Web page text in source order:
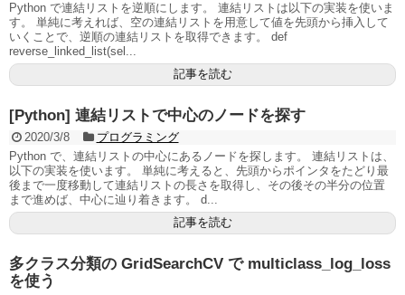
Python で連結リストを逆順にします。 連結リストは以下の実装を使いま
す。 単純に考えれば、空の連結リストを用意して値を先頭から挿入して
いくことで、逆順の連結リストを取得できます。 def
reverse_linked_list(sel...
記事を読む
[Python] 連結リストで中心のノードを探す
2020/3/8
プログラミング
Python で、連結リストの中心にあるノードを探します。 連結リストは、
以下の実装を使います。 単純に考えると、先頭からポインタをたどり最
後まで一度移動して連結リストの長さを取得し、その後その半分の位置
まで進めば、中心に辿り着きます。 d...
記事を読む
多クラス分類の GridSearchCV で multiclass_log_loss
を使う